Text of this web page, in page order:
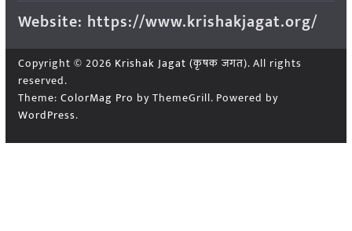
Website: https://www.krishakjagat.org/
Copyright © 2026 Krishak Jagat (कृषक जगत). All rights
reserved.
Theme: ColorMag Pro by ThemeGrill. Powered by
WordPress.